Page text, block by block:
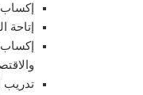
إكساب
إكساب
تدريب